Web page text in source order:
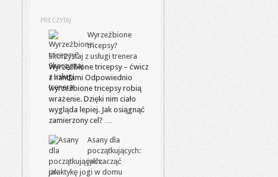
PRECZYTAJ
Wyrzeźbione
tricepsy?
Skorzystaj z usługi trenera
Wyrzeźbione tricepsy – ćwicz
z hantlami Odpowiednio
wyrzeźbione tricepsy robią
wrażenie. Dzięki nim ciało
wygląda lepiej. Jak osiągnąć
zamierzony cel? …
Asany dla
początkujących:
jak zacząć
praktykę jogi w domu